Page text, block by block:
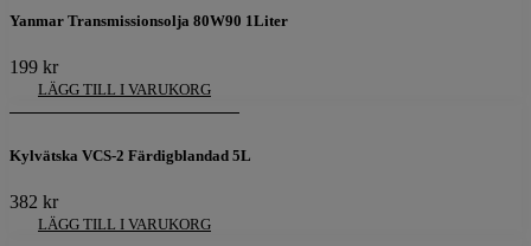
Yanmar Transmissionsolja 80W90 1Liter
199 kr
LÄGG TILL I VARUKORG
Kylvätska VCS-2 Färdigblandad 5L
382 kr
LÄGG TILL I VARUKORG